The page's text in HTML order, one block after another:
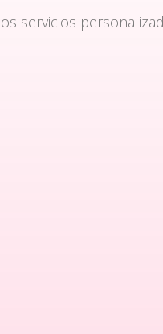
servicios